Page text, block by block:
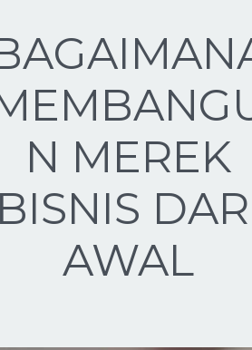
N MEREK
BISNIS
AWAL